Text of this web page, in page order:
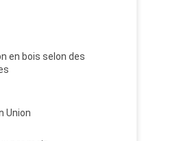
en bois selon des
Union